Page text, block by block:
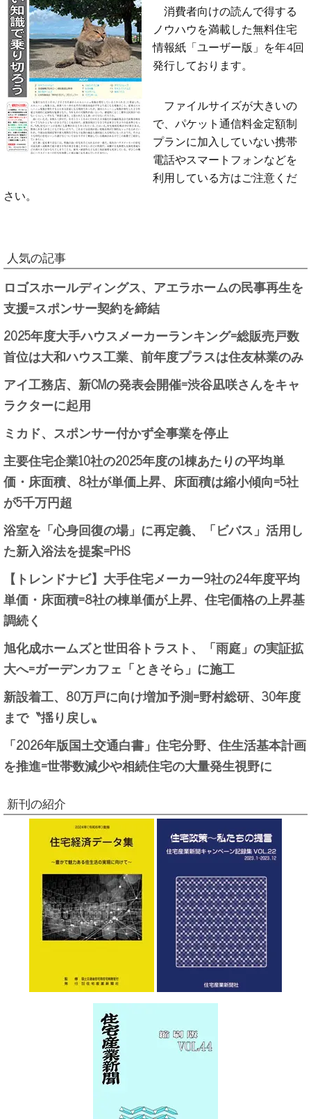
消費者向けの読んで得する
ノウハウを満載した無料住宅
情報紙「ユーザー版」を年4回
発行しております。
ファイルサイズが大きいの
で、パケット通信料金定額制
プランに加入していない携帯
電話やスマートフォンなどを
利用している方はご注意くだ
さい。
人気の記事
ロゴスホールディングス、アエラホームの民事再生を
支援=スポンサー契約を締結
2025年度大手ハウスメーカーランキング=総販売戸数
首位は大和ハウス工業、前年度プラスは住友林業のみ
アイ工務店、新CMの発表会開催=渋谷凪咲さんをキャ
ラクターに起用
ミカド、スポンサー付かず全事業を停止
主要住宅企業10社の2025年度の1棟あたりの平均単
価・床面積、8社が単価上昇、床面積は縮小傾向=5社
が5千万円超
浴室を「心身回復の場」に再定義、「ビバス」活用し
た新入浴法を提案=PHS
【トレンドナビ】大手住宅メーカー9社の24年度平均
単価・床面積=8社の棟単価が上昇、住宅価格の上昇基
調続く
旭化成ホームズと世田谷トラスト、「雨庭」の実証拡
大へ=ガーデンカフェ「ときそら」に施工
新設着工、80万戸に向け増加予測=野村総研、30年度
まで〝揺り戻し〟
「2026年版国土交通白書」住宅分野、住生活基本計画
を推進=世帯数減少や相続住宅の大量発生視野に
新刊の紹介